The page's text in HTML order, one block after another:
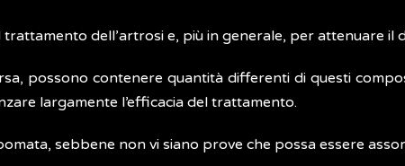
dell’artrosi e, più in generale, per attenuare il
possono contenere quantità differenti di questi
largamente l’efficacia del trattamento.
sebbene non vi siano prove che possa essere